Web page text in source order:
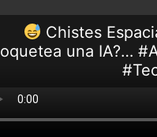
Chistes
una IA?…